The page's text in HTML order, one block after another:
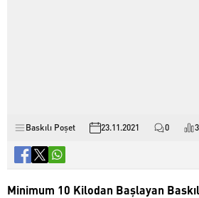
Baskılı Poşet 23.11.2021 0
Minimum 10 Kilodan Başlayan